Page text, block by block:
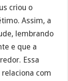
criou o
Assim, a
lembrando
e que a
Essa
com